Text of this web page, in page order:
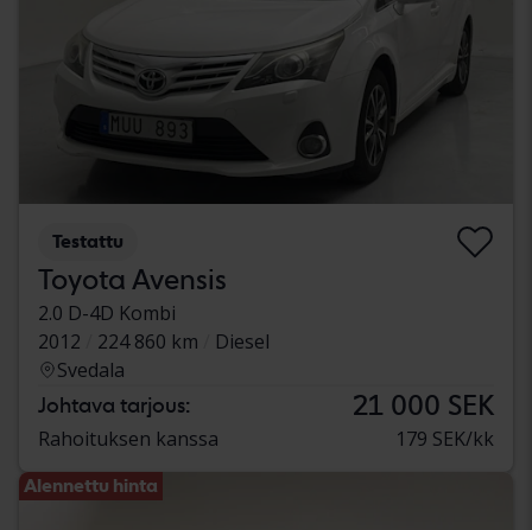
Testattu
Toyota Avensis
2.0 D-4D Kombi
2012
224 860 km
Diesel
Svedala
Johtava tarjous: 21 000 SEK
Rahoituksen kanssa 179 SEK/kk
Alennettu hinta